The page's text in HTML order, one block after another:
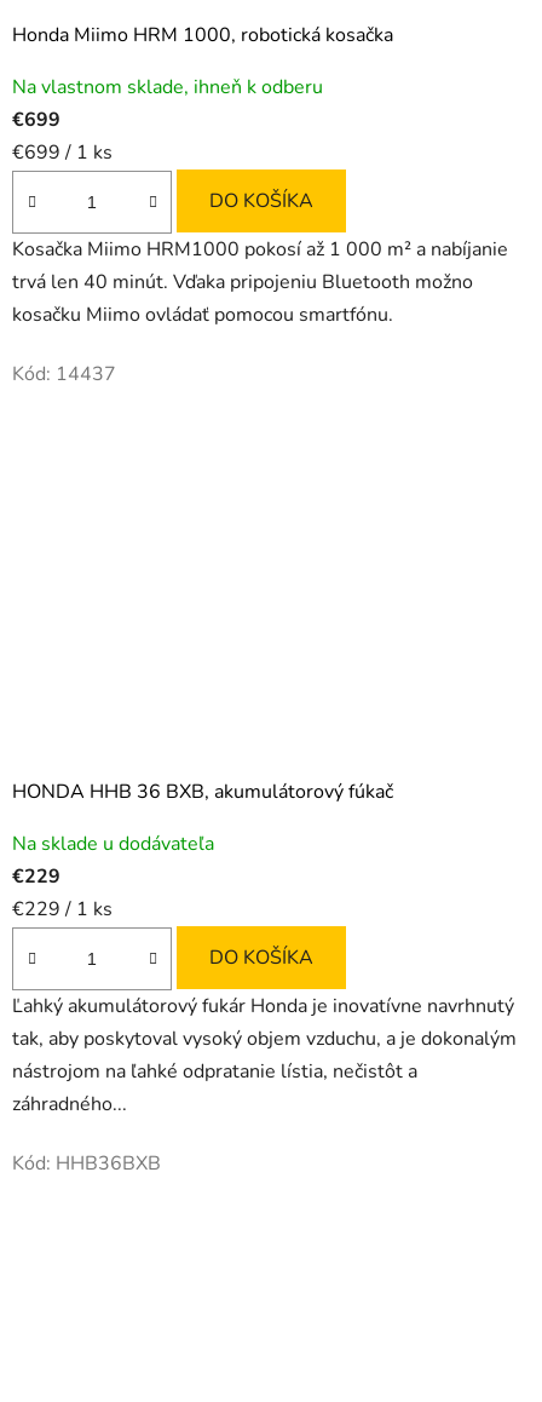
Honda Miimo HRM 1000, robotická kosačka
Na vlastnom sklade, ihneň k odberu
€699
Jednotková
€699 / 1 ks
DO KOŠÍKA
Kosačka Miimo HRM1000 pokosí až 1 000 m² a nabíjanie
trvá len 40 minút. Vďaka pripojeniu Bluetooth možno
kosačku Miimo ovládať pomocou smartfónu.
Kód: 14437
HONDA HHB 36 BXB, akumulátorový fúkač
Na sklade u dodávateľa
€229
Jednotková
€229 / 1 ks
DO KOŠÍKA
Ľahký akumulátorový fukár Honda je inovatívne navrhnutý
tak, aby poskytoval vysoký objem vzduchu, a je dokonalým
nástrojom na ľahké odpratanie lístia, nečistôt a
záhradného...
Kód: HHB36BXB